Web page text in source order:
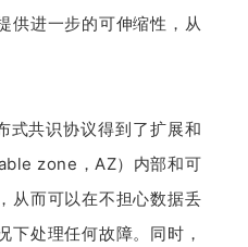
供进一步的可伸缩性，从
式共识协议得到了扩展和
zone，AZ）内部和可
从而可以在不担心数据丢
下处理任何故障。同时，